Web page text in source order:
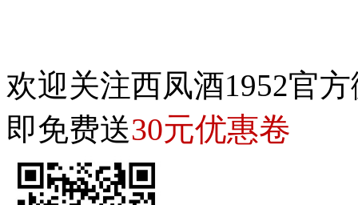
欢迎关注西凤酒1952官
即免费送30元优惠卷